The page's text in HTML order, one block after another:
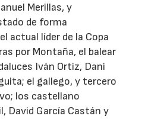
Merillas, y
de forma
actual líder de la Copa
por Montaña, el balear
Iván Ortiz, Dani
el gallego, y tercero
los castellano
David García Castán y